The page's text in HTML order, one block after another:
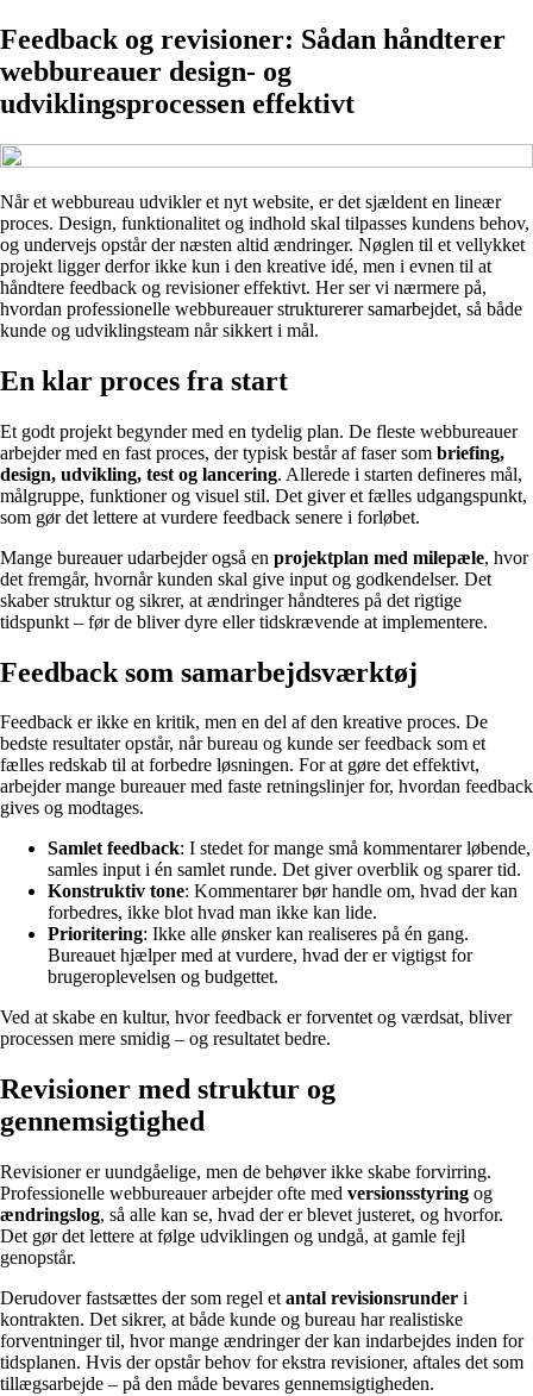
Feedback og revisioner: Sådan håndterer
webbureauer design- og
udviklingsprocessen effektivt
Når et webbureau udvikler et nyt website, er det sjældent en lineær
proces. Design, funktionalitet og indhold skal tilpasses kundens behov,
og undervejs opstår der næsten altid ændringer. Nøglen til et vellykket
projekt ligger derfor ikke kun i den kreative idé, men i evnen til at
håndtere feedback og revisioner effektivt. Her ser vi nærmere på,
hvordan professionelle webbureauer strukturerer samarbejdet, så både
kunde og udviklingsteam når sikkert i mål.
En klar proces fra start
Et godt projekt begynder med en tydelig plan. De fleste webbureauer
arbejder med en fast proces, der typisk består af faser som briefing,
design, udvikling, test og lancering. Allerede i starten defineres mål,
målgruppe, funktioner og visuel stil. Det giver et fælles udgangspunkt,
som gør det lettere at vurdere feedback senere i forløbet.
Mange bureauer udarbejder også en projektplan med milepæle, hvor
det fremgår, hvornår kunden skal give input og godkendelser. Det
skaber struktur og sikrer, at ændringer håndteres på det rigtige
tidspunkt – før de bliver dyre eller tidskrævende at implementere.
Feedback som samarbejdsværktøj
Feedback er ikke en kritik, men en del af den kreative proces. De
bedste resultater opstår, når bureau og kunde ser feedback som et
fælles redskab til at forbedre løsningen. For at gøre det effektivt,
arbejder mange bureauer med faste retningslinjer for, hvordan feedback
gives og modtages.
Samlet feedback: I stedet for mange små kommentarer løbende,
samles input i én samlet runde. Det giver overblik og sparer tid.
Konstruktiv tone: Kommentarer bør handle om, hvad der kan
forbedres, ikke blot hvad man ikke kan lide.
Prioritering: Ikke alle ønsker kan realiseres på én gang.
Bureauet hjælper med at vurdere, hvad der er vigtigst for
brugeroplevelsen og budgettet.
Ved at skabe en kultur, hvor feedback er forventet og værdsat, bliver
processen mere smidig – og resultatet bedre.
Revisioner med struktur og
gennemsigtighed
Revisioner er uundgåelige, men de behøver ikke skabe forvirring.
Professionelle webbureauer arbejder ofte med versionsstyring og
ændringslog, så alle kan se, hvad der er blevet justeret, og hvorfor.
Det gør det lettere at følge udviklingen og undgå, at gamle fejl
genopstår.
Derudover fastsættes der som regel et antal revisionsrunder i
kontrakten. Det sikrer, at både kunde og bureau har realistiske
forventninger til, hvor mange ændringer der kan indarbejdes inden for
tidsplanen. Hvis der opstår behov for ekstra revisioner, aftales det som
tillægsarbejde – på den måde bevares gennemsigtigheden.